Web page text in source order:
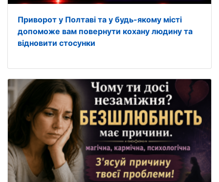
Приворот у Полтаві та у будь-якому місті
допоможе вам повернути кохану людину та
відновити стосунки